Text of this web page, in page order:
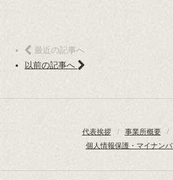
最近の記事へ
以前の記事へ
代表挨拶 / 事業所概要
/
個人情報保護・マイナン